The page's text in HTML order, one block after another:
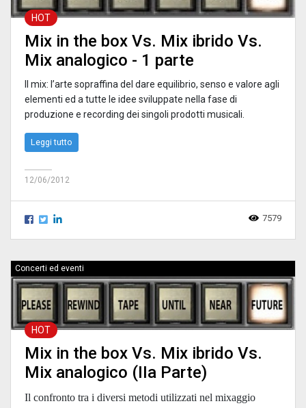
HOT
Mix in the box Vs. Mix ibrido Vs.
Mix analogico - 1 parte
Il mix: l’arte sopraffina del dare equilibrio, senso e valore agli
elementi ed a tutte le idee sviluppate nella fase di
produzione e recording dei singoli prodotti musicali.
Leggi tutto
12/06/2012
7579
Concerti ed eventi
HOT
Mix in the box Vs. Mix ibrido Vs.
Mix analogico (IIa Parte)
Il confronto tra i diversi metodi utilizzati nel mixaggio